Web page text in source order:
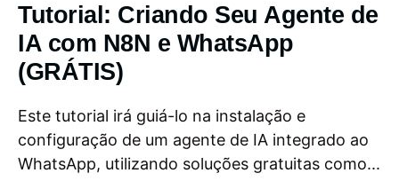
Tutorial: Criando Seu Agente de
IA com N8N e WhatsApp
(GRÁTIS)
Este tutorial irá guiá-lo na instalação e
configuração de um agente de IA integrado ao
WhatsApp, utilizando soluções gratuitas como...